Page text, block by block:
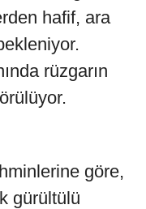
hafif, ara
rüzgarın
göre,
gürültülü